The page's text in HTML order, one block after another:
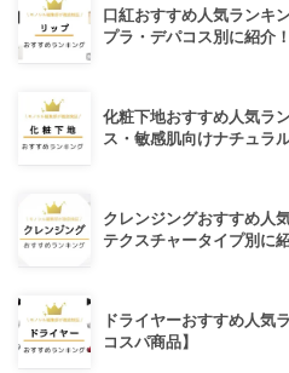
口紅おすすめ人気ランキ
プラ・デパコス別に紹介！
化粧下地おすすめ人気ラ
ス・敏感肌向けナチュラ
クレンジングおすすめ人
テクスチャータイプ別に
ドライヤーおすすめ人気
コスパ商品】